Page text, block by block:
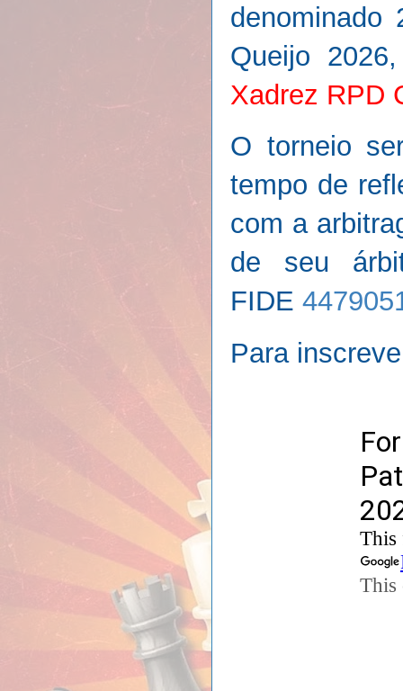
denominado
Queijo
Xadrez RPD
O torneio
tempo de
com a
de seu
FIDE
Para